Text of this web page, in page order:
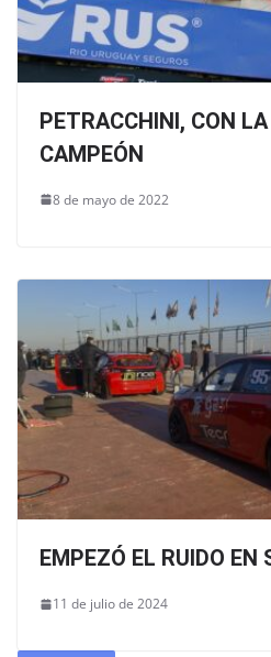
PETRACCHINI, CON
CAMPEÓN
8 de mayo de 2022
EMPEZÓ EL RUIDO EN
11 de julio de 2024